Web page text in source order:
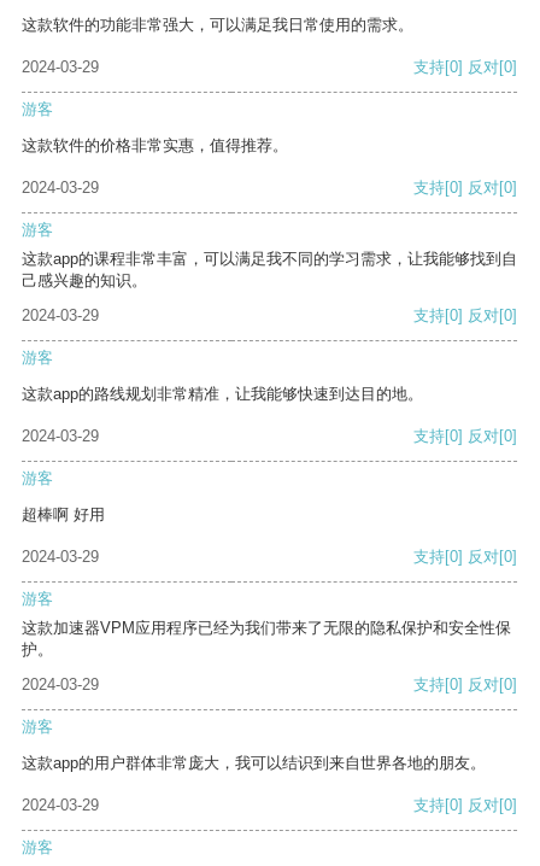
这款软件的功能非常强大，可以满足我日常使用的需求。
2024-03-29 支持[0] 反对[0]
游客
这款软件的价格非常实惠，值得推荐。
2024-03-29 支持[0] 反对[0]
游客
这款app的课程非常丰富，可以满足我不同的学习需求，让我能够找到自
己感兴趣的知识。
2024-03-29
支持[0] 反对[0]
游客
这款app的路线规划非常精准，让我能够快速到达目的地。
2024-03-29 支持[0] 反对[0]
游客
超棒啊 好用
2024-03-29 支持[0] 反对[0]
游客
这款加速器VPM应用程序已经为我们带来了无限的隐私保护和安全性保
护。
2024-03-29
支持[0] 反对[0]
游客
这款app的用户群体非常庞大，我可以结识到来自世界各地的朋友。
2024-03-29 支持[0] 反对[0]
游客